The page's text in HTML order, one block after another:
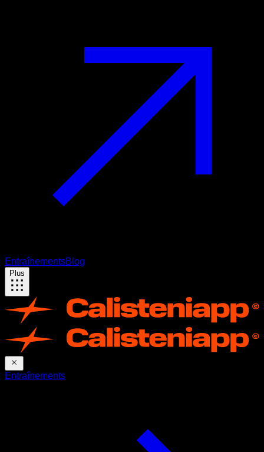
EntraînementsBlog
Plus
Entraînements